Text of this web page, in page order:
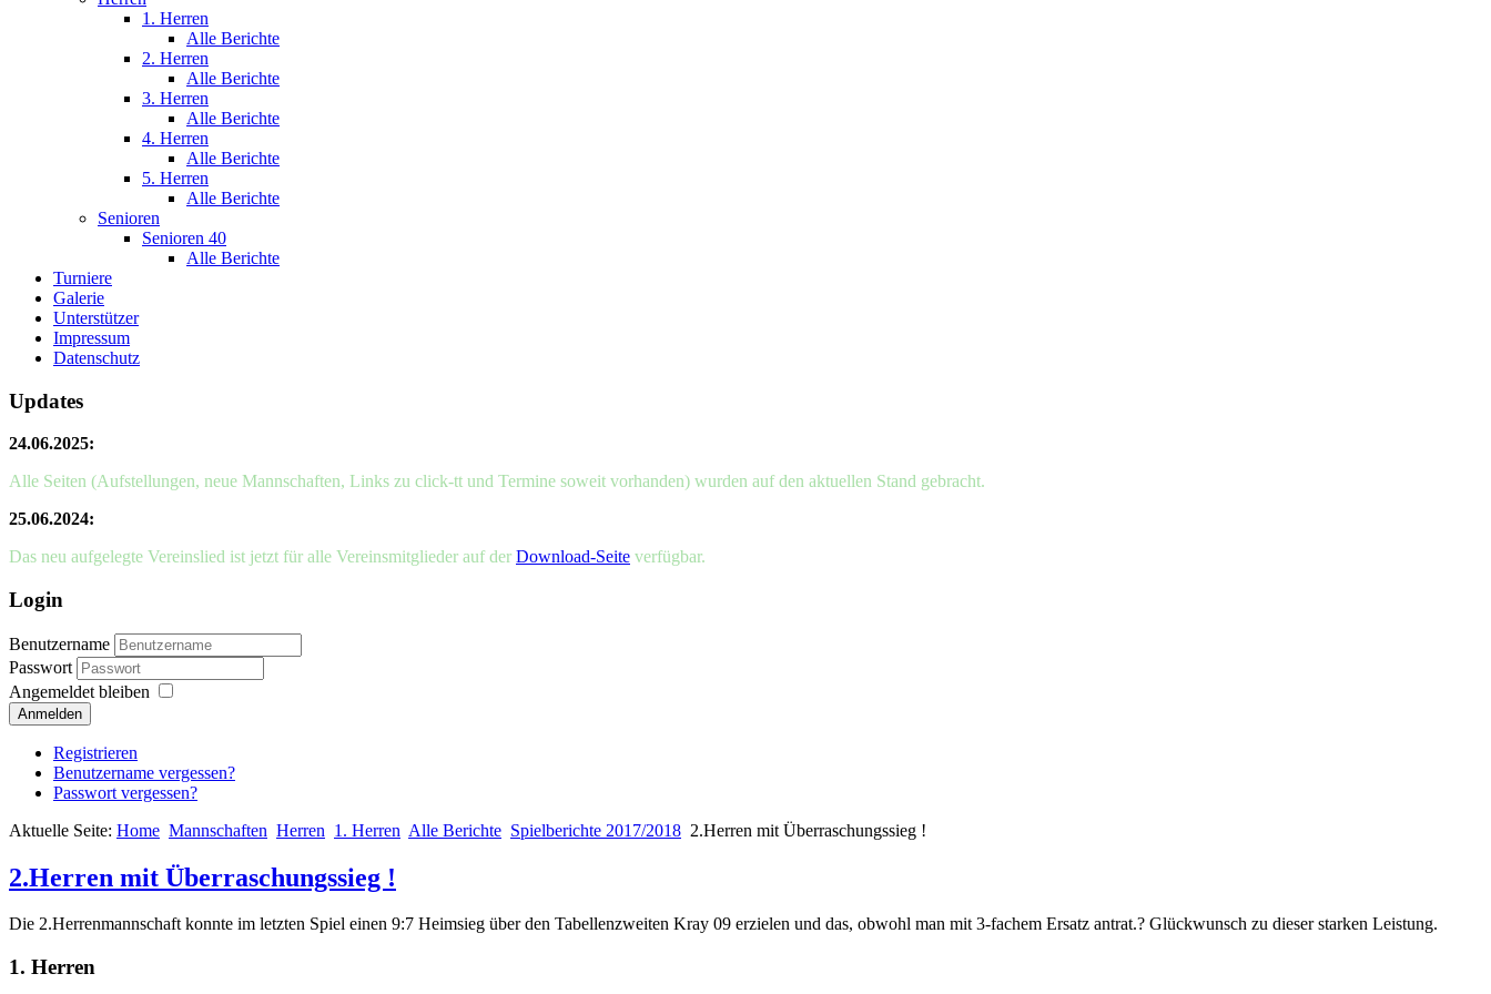
1. Herren
Alle Berichte
2. Herren
Alle Berichte
3. Herren
Alle Berichte
4. Herren
Alle Berichte
5. Herren
Alle Berichte
Senioren
Senioren 40
Alle Berichte
Turniere
Galerie
Unterstützer
Impressum
Datenschutz
Updates
24.06.2025:
Alle Seiten (Aufstellungen, neue Mannschaften, Links zu click-tt und Termine soweit vorhanden) wurden auf den aktuellen Stand gebracht.
25.06.2024:
Das neu aufgelegte Vereinslied ist jetzt für alle Vereinsmitglieder auf der Download-Seite verfügbar.
Login
Benutzername
Passwort
Angemeldet bleiben
Anmelden
Registrieren
Benutzername vergessen?
Passwort vergessen?
Aktuelle Seite: Home Mannschaften Herren 1. Herren Alle Berichte Spielberichte 2017/2018 2.Herren mit Überraschungssieg !
2.Herren mit Überraschungssieg !
Die 2.Herrenmannschaft konnte im letzten Spiel einen 9:7 Heimsieg über den Tabellenzweiten Kray 09 erzielen und das, obwohl man mit 3-fachem Ersatz antrat.? Glückwunsch zu dieser starken Leistung.
1. Herren